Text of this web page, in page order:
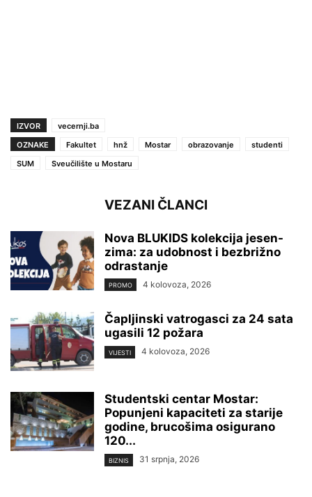
IZVOR
vecernji.ba
OZNAKE
Fakultet hnž Mostar obrazovanje
studenti
SUM
Sveučilište u Mostaru
VEZANI ČLANCI
Nova BLUKIDS kolekcija jesen-
zima: za udobnost i bezbrižno
odrastanje
PROMO 4 kolovoza, 2026
Čapljinski vatrogasci za 24 sata
ugasili 12 požara
VIJESTI 4 kolovoza, 2026
Studentski centar Mostar:
Popunjeni kapaciteti za starije
godine, brucošima osigurano
120...
BIZNIS 31 srpnja, 2026